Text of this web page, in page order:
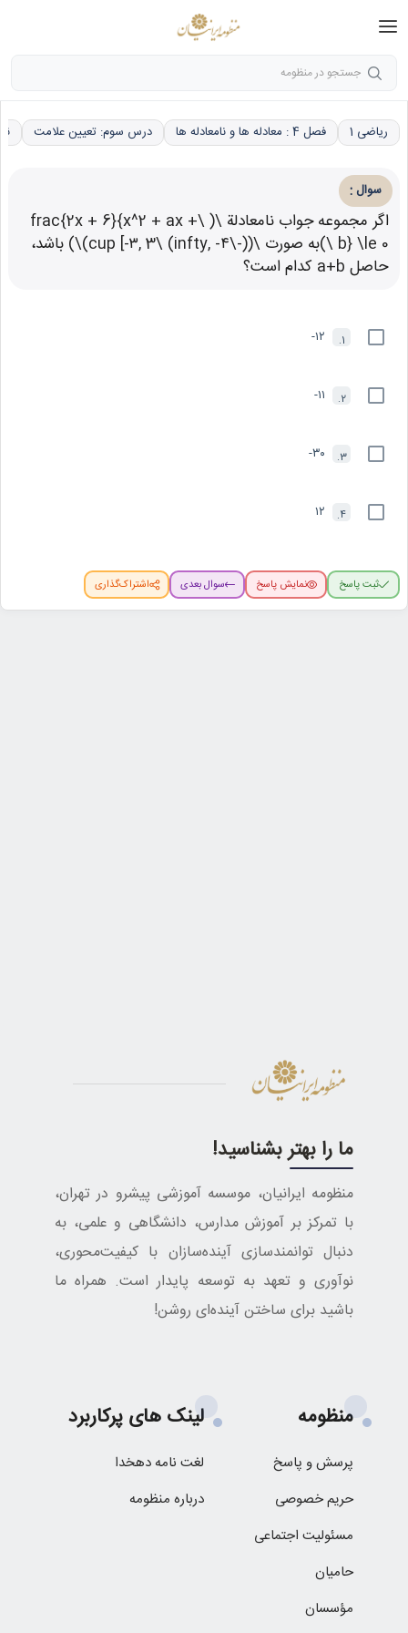
جستجو در منظومه
ریاضی 1 فصل 4 : معادله ها و نامعادله ها درس سوم: تعیین علامت
سوال :
اگر مجموعه جواب نامعادلة \( \frac{2x + 6}{x^2 + ax +
b} \le 0 \)به صورت \((-\infty, -۴) \cup [-۳, 3)\) باشد،
حاصل a+b کدام است؟
1. ۱۲-
2. ۱۱-
3. ۳۰-
4. ۱۲
ثبت پاسخ نمایش پاسخ سوال بعدی اشتراک‌گذاری
ما را بهتر بشناسید!
منظومه ایرانیان، موسسه آموزشی پیشرو در تهران،
با تمرکز بر آموزش مدارس، دانشگاهی و علمی، به
دنبال توانمندسازی آینده‌سازان با کیفیت‌محوری،
نوآوری و تعهد به توسعه پایدار است. همراه ما
باشید برای ساختن آینده‌ای روشن!
منظومه
پرسش و پاسخ
حریم خصوصی
مسئولیت اجتماعی
حامیان
مؤسسان
لینک های پرکاربرد
لغت نامه دهخدا
درباره منظومه